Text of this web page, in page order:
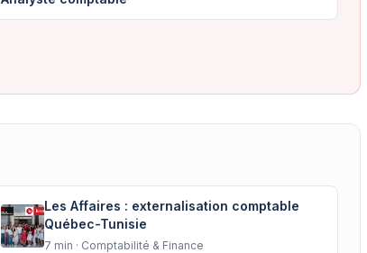
Les Affaires : externalisation comptable
Québec-Tunisie
7 min · Comptabilité & Finance